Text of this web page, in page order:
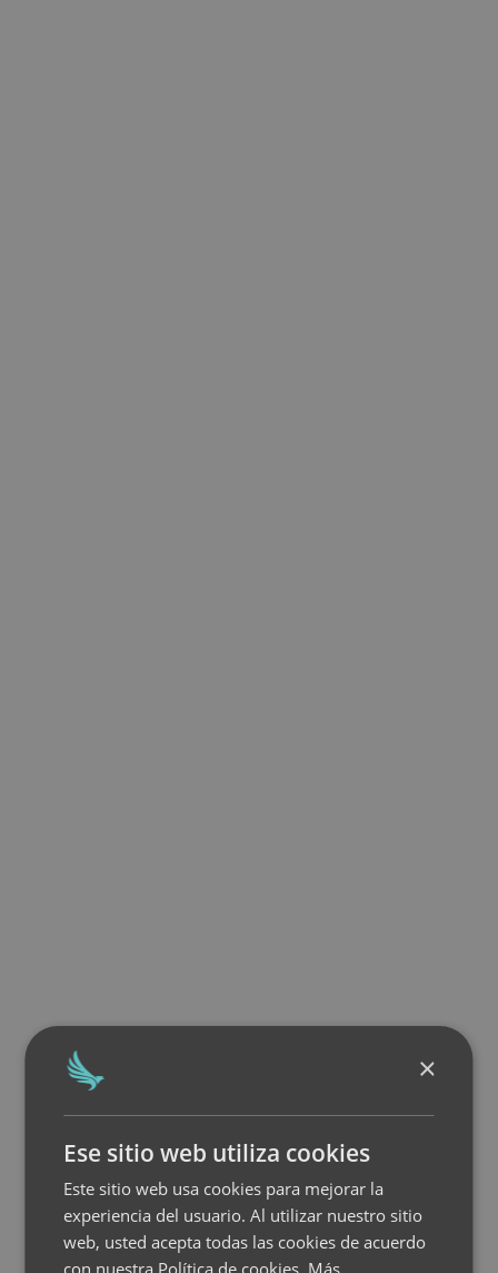
×
Ese sitio web utiliza cookies
Este sitio web usa cookies para mejorar la
experiencia del usuario. Al utilizar nuestro sitio
web, usted acepta todas las cookies de acuerdo
con nuestra Política de cookies. Más